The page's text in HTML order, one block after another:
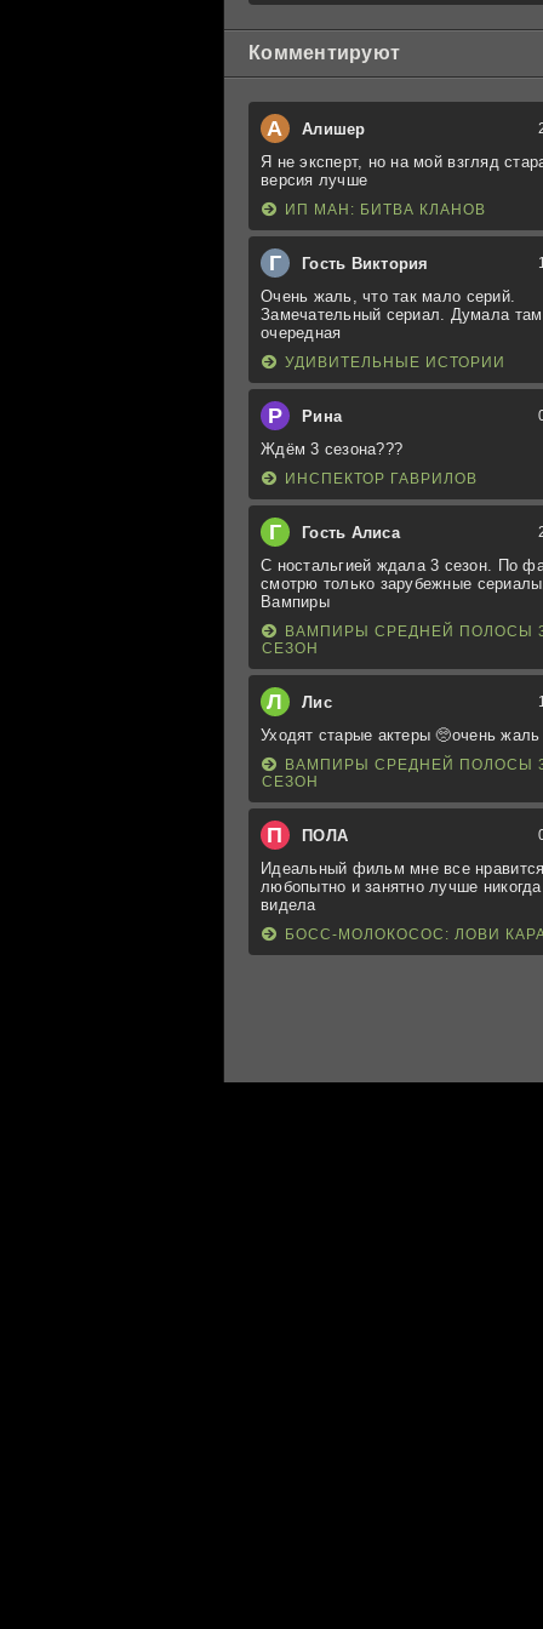
Комментируют
А Алишер
Я не эксперт, но на мой взгляд
версия лучше
ИП МАН: БИТВА КЛАНОВ
Г Гость Виктория
Очень жаль, что так мало серий.
Замечательный сериал. Думала там
очередная
УДИВИТЕЛЬНЫЕ ИСТОРИИ
Р Рина
Ждём 3 сезона???
ИНСПЕКТОР ГАВРИЛОВ
Г Гость Алиса
С ностальгией ждала 3 сезон. По
смотрю только зарубежные
Вампиры
ВАМПИРЫ СРЕДНЕЙ ПОЛОСЫ
СЕЗОН
Л Лис
Уходят старые актеры 🥺очень жаль
ВАМПИРЫ СРЕДНЕЙ ПОЛОСЫ
СЕЗОН
П ПОЛА
Идеальный фильм мне все
любопытно и занятно лучше
видела
БОСС-МОЛОКОСОС: ЛОВИ